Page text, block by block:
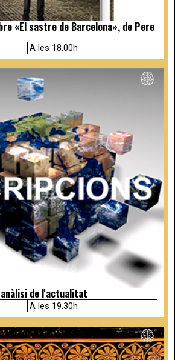
«El sastre de Barcelona», de Pere
A les 18.00h
de l'actualitat
A les 19.30h